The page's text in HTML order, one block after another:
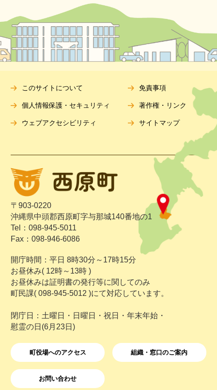
〒903-0220
沖縄県中頭郡西原町字与那城140番地の1
Tel：098-945-5011
Fax：098-946-6086
開庁時間：平日 8時30分～17時15分
お昼休み( 12時～13時 )
お昼休みは証明書の発行等に関してのみ
町民課( 098-945-5012 )にて対応しています。
閉庁日：土曜日・日曜日・祝日・年末年始・
慰霊の日(6月23日)
町役場へのアクセス 組織・窓口のご案内
お問い合わせ
このサイトについて 免責事項
個人情報保護・セキュリティ 著作権・リンク
ウェブアクセシビリティ サイトマップ